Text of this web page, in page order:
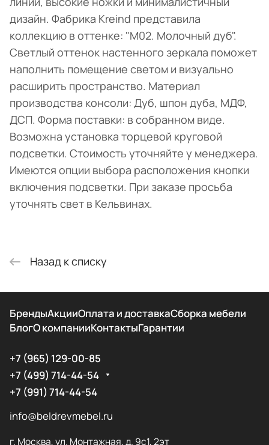
дизайн. Фабрика Kreind представила
коллекцию в оттенке: "M02. Молочный дуб".
Светлый оттенок настенного зеркала поможет
наполнить помещение светом и визуально
расширить пространство. Материал
производства консоли: Дуб, шпон дуба, МДФ,
ДСП. Форма поставки: в собранном виде.
Возможна установка торцевой круговой
подсветки. Стоимость уточняйте у менеджера.
Имеются опции выбора расположения кнопки
включения подсветки. При заказе просьба
уточнять свет в Кельвинах.
Назад к списку
БрендыАкцииОплата и доставкаСборка мебели
БлогО компанииКонтактыГарантии
+7 (965) 129-00-85
+7 (499) 714-44-54
+7 (991) 714-44-54
info@beldrevmebel.ru
г. Москва, ул. Монтажная, д. 9с1, 2эт